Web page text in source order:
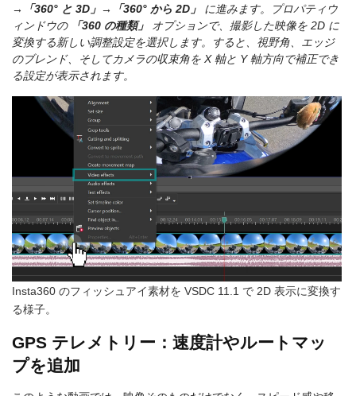
→「360° と 3D」→「360° から 2D」
に進みます。プロパティウ
ィンドウの
「360 の種類」
オプションで、撮影した映像を 2D に
変換する新しい調整設定を選択します。すると、視野角、エッジ
のブレンド、そしてカメラの収束角を X 軸と Y 軸方向で補正でき
る設定が表示されます。
Insta360 のフィッシュアイ素材を VSDC 11.1 で 2D 表示に変換す
る様子。
GPS テレメトリー：速度計やルートマッ
プを追加